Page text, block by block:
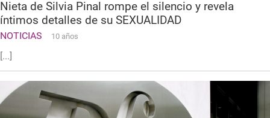
Nieta de Silvia Pinal rompe el silencio y revela
íntimos detalles de su SEXUALIDAD
NOTICIAS 10 años
[...]